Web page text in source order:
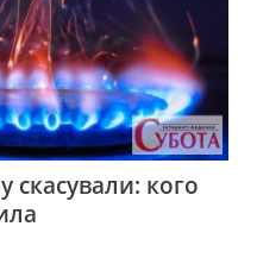
скасували: кого